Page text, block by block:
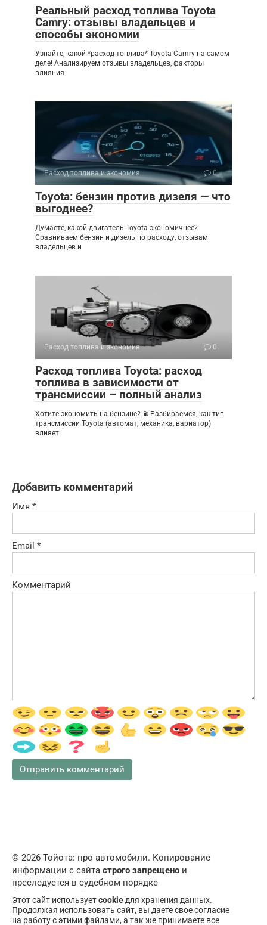
Реальный расход топлива Toyota
Camry: отзывы владельцев и
способы экономии
Узнайте, какой *расход топлива* Toyota Camry на самом
деле! Анализируем отзывы владельцев, факторы
влияния
Расход топлива и экономия 0
Toyota: бензин против дизеля — что
выгоднее?
Думаете, какой двигатель Toyota экономичнее?
Сравниваем бензин и дизель по расходу, отзывам
владельцев и
Расход топлива и экономия 0
Расход топлива Toyota: расход
топлива в зависимости от
трансмиссии – полный анализ
Хотите экономить на бензине? ⛽ Разбираемся, как тип
трансмиссии Toyota (автомат, механика, вариатор)
влияет
Добавить комментарий
Имя *
Email *
Комментарий
© 2026 Тойота: про автомобили. Копирование
информации с сайта строго запрещено и
преследуется в судебном порядке
Этот сайт используетcookieдля хранения данных.
Продолжая использовать сайт, вы даете свое согласие
на работу с этими файлами, а так же принимаете все